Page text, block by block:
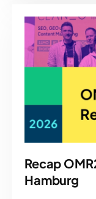
Recap
Hamburg